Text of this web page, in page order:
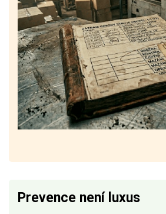
Prevence není luxus